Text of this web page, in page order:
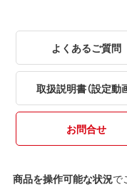
よくあるご質問
取扱説明書（設定動
お問合せ
商品を操作可能な状況で